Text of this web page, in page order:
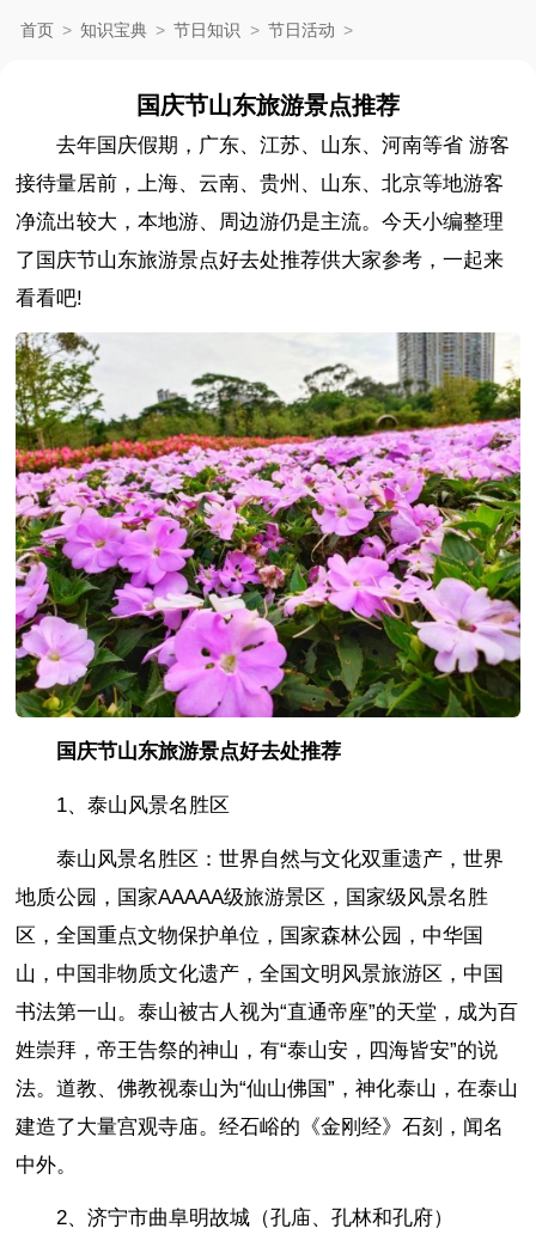
首页 > 知识宝典 > 节日知识 > 节日活动 >
国庆节山东旅游景点推荐
去年国庆假期，广东、江苏、山东、河南等省 游客
接待量居前，上海、云南、贵州、山东、北京等地游客
净流出较大，本地游、周边游仍是主流。今天小编整理
了国庆节山东旅游景点好去处推荐供大家参考，一起来
看看吧!
国庆节山东旅游景点好去处推荐
1、泰山风景名胜区
泰山风景名胜区：世界自然与文化双重遗产，世界
地质公园，国家AAAAA级旅游景区，国家级风景名胜
区，全国重点文物保护单位，国家森林公园，中华国
山，中国非物质文化遗产，全国文明风景旅游区，中国
书法第一山。泰山被古人视为“直通帝座”的天堂，成为百
姓崇拜，帝王告祭的神山，有“泰山安，四海皆安”的说
法。道教、佛教视泰山为“仙山佛国”，神化泰山，在泰山
建造了大量宫观寺庙。经石峪的《金刚经》石刻，闻名
中外。
2、济宁市曲阜明故城（孔庙、孔林和孔府）